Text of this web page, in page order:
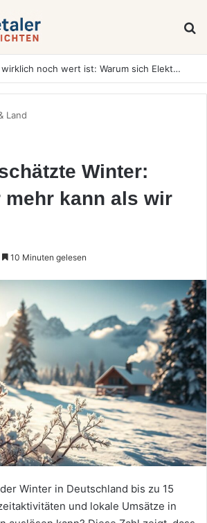
Was ein E-Auto wirklich noch wert ist: Warum sich Elektrofahrzeuge bei der Wertermittlung anders verhalten als Verbrenner
Land
Winter:
mehr kann als wir
10 Minuten gelesen
Winter in Deutschland bis zu 15
und lokale Umsätze in